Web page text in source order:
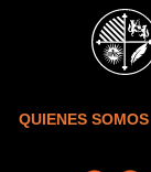
Skip to main content
QUIENES SOMOS